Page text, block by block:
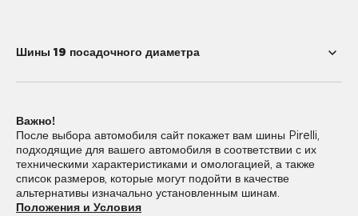
Шины 19 посадочного диаметра
225/35R19
225/45R19 225/55R19
235/35R19 235/40R19
Важно!
После выбора автомобиля сайт покажет вам шины Pirelli,
подходящие для вашего автомобиля в соответствии с их
техническими характеристиками и омологацией, а также
список размеров, которые могут подойти в качестве
альтернативы изначально установленным шинам.
Положения и Условия